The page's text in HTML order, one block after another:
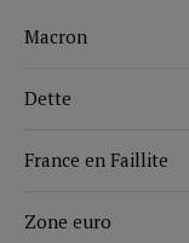
Macron
Dette
France en Faillite
Zone euro